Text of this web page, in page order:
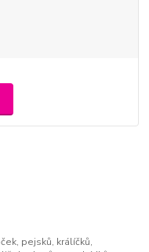
pejsků, králíčků,